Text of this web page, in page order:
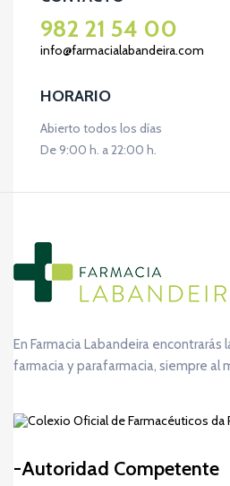
982 21 54 00
info@farmacialabandeira.com
HORARIO
Abierto todos los días
De 9:00 h. a 22:00 h.
En Farmacia Labandeira encontrarás
farmacia y parafarmacia, siempre al
Autoridad Competente